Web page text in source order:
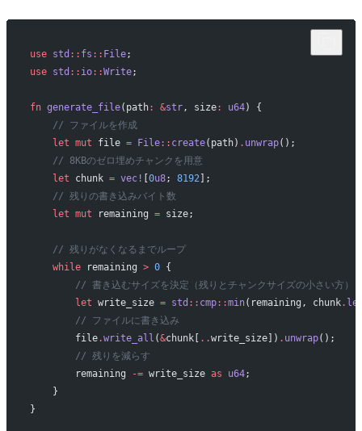
use std :: fs :: File;
use std :: io::Write;
fn generate_file(path: &str, size: u64) {
    // ファイルを作成
    let
mut file = File:: create(path) . unwrap();
    // 8KBのゼロ埋めチャンクを用意
    let
chunk = vec! [0u8; 8192 ];
    // 残りの書き込みバイト数
    let
mut remaining = size;
    // 残りがなくなるまでループ
    while
remaining > 0 {
        // 書き込むサイズを決定（残りとチャンクサイズの小さい方）
        let
write_size = std :: cmp::min(remaining, chunk.
        // ファイルに書き込み
        file
.write_all (&chunk[ ..write_size]) . unwrap();
        // 残りを減らす
        remaining
-= write_size as u64;
    }
}